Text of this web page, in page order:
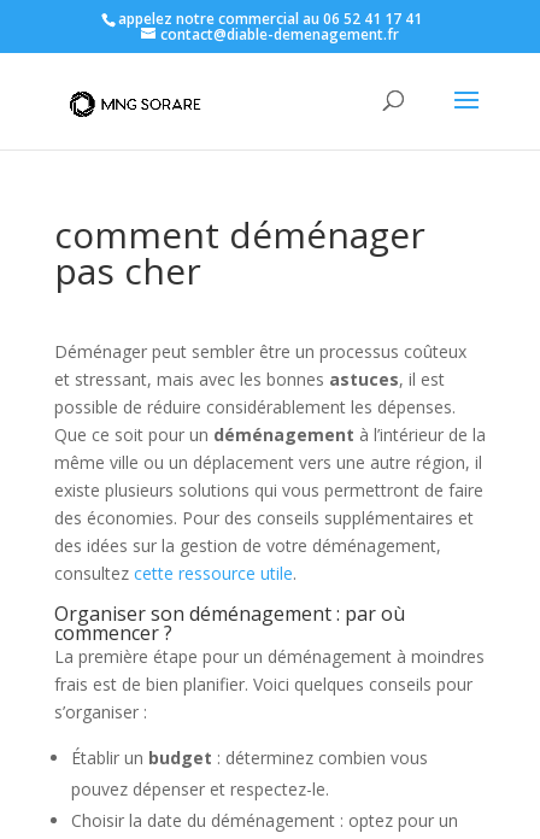
appelez notre commercial au 06 52 41 17 41
contact@diable-demenagement.fr
comment déménager
pas cher
Déménager peut sembler être un processus coûteux
et stressant, mais avec les bonnes astuces, il est
possible de réduire considérablement les dépenses.
Que ce soit pour un déménagement à l’intérieur de la
même ville ou un déplacement vers une autre région, il
existe plusieurs solutions qui vous permettront de faire
des économies. Pour des conseils supplémentaires et
des idées sur la gestion de votre déménagement,
consultez cette ressource utile.
Organiser son déménagement : par où
commencer ?
La première étape pour un déménagement à moindres
frais est de bien planifier. Voici quelques conseils pour
s’organiser :
Établir un budget : déterminez combien vous
pouvez dépenser et respectez-le.
Choisir la date du déménagement : optez pour un